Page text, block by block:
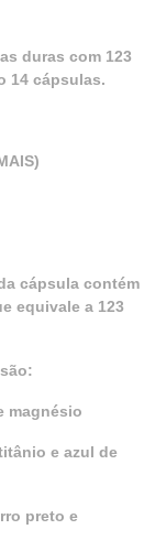
duras com 123
14 cápsulas.
cápsula contém
equivale a 123
magnésio
e azul de
preto e